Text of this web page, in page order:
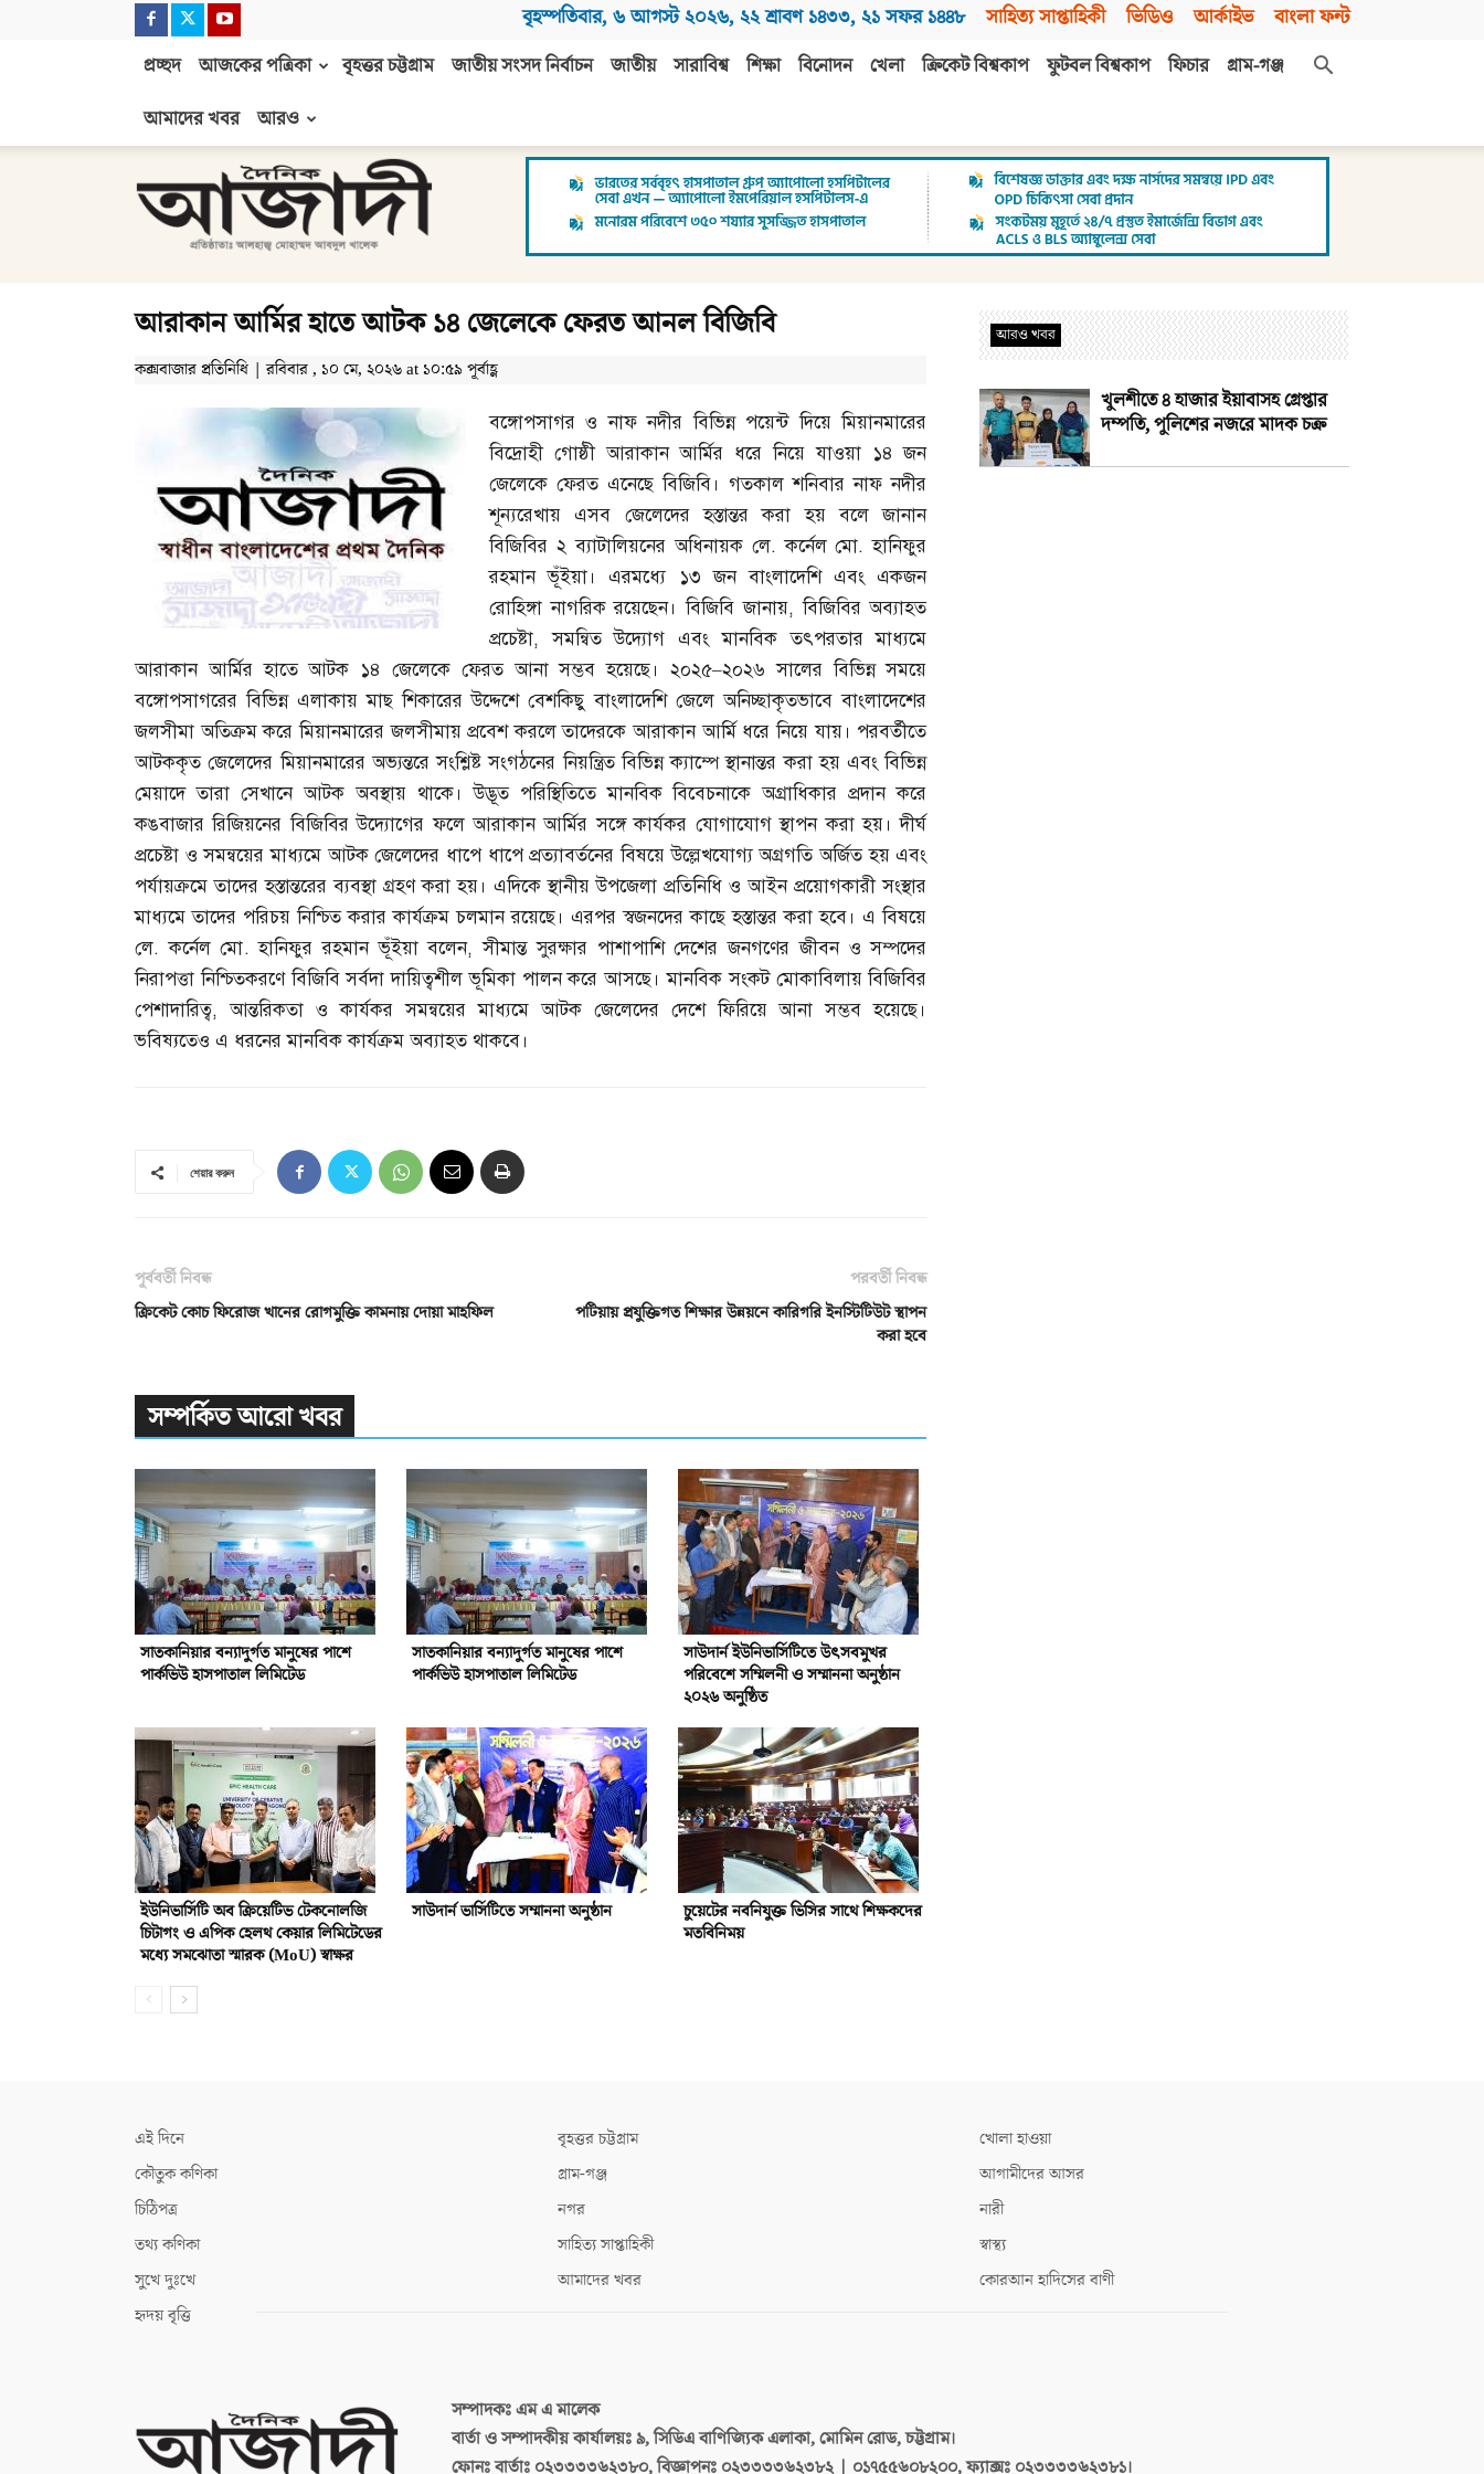
বৃহস্পতিবার, ৬ আগস্ট ২০২৬, ২২ শ্রাবণ ১৪৩৩, ২১ সফর ১৪৪৮ সাহিত্য সাপ্তাহিকী ভিডিও আর্কাইভ বাংলা ফন্ট
প্রচ্ছদ আজকের পত্রিকা বৃহত্তর চট্টগ্রাম জাতীয় সংসদ নির্বাচন জাতীয় সারাবিশ্ব শিক্ষা বিনোদন খেলা ক্রিকেট বিশ্বকাপ ফুটবল বিশ্বকাপ ফিচার
গ্রাম-গঞ্জ
আমাদের খবর
আরও
আজাদী
আরাকান আর্মির হাতে আটক ১৪ জেলেকে ফেরত আনল বিজিবি
কক্সবাজার প্রতিনিধি | রবিবার , ১০ মে, ২০২৬ at ১০:৫৯ পূর্বাহ্ণ
বঙ্গোপসাগর ও নাফ নদীর বিভিন্ন পয়েন্ট দিয়ে মিয়ানমারের
বিদ্রোহী গোষ্ঠী আরাকান আর্মির ধরে নিয়ে যাওয়া ১৪ জন
জেলেকে ফেরত এনেছে বিজিবি। গতকাল শনিবার নাফ নদীর
শূন্যরেখায় এসব জেলেদের হস্তান্তর করা হয় বলে জানান
বিজিবির ২ ব্যাটালিয়নের অধিনায়ক লে.কর্নেল মো.হানিফুর
রহমান ভূঁইয়া। এরমধ্যে ১৩ জন বাংলাদেশি এবং একজন
রোহিঙ্গা নাগরিক রয়েছেন। বিজিবি জানায়,বিজিবির অব্যাহত
প্রচেষ্টা,সমন্বিত উদ্যোগ এবং মানবিক তৎপরতার মাধ্যমে
আরাকান আর্মির হাতে আটক ১৪ জেলেকে ফেরত আনা সম্ভব হয়েছে। ২০২৫–২০২৬ সালের বিভিন্ন সময়ে
বঙ্গোপসাগরের বিভিন্ন এলাকায় মাছ শিকারের উদ্দেশে বেশকিছু বাংলাদেশি জেলে অনিচ্ছাকৃতভাবে বাংলাদেশের
জলসীমা অতিক্রম করে মিয়ানমারের জলসীমায় প্রবেশ করলে তাদেরকে আরাকান আর্মি ধরে নিয়ে যায়। পরবর্তীতে
আটককৃত জেলেদের মিয়ানমারের অভ্যন্তরে সংশ্লিষ্ট সংগঠনের নিয়ন্ত্রিত বিভিন্ন ক্যাম্পে স্থানান্তর করা হয় এবং বিভিন্ন
মেয়াদে তারা সেখানে আটক অবস্থায় থাকে। উদ্ভূত পরিস্থিতিতে মানবিক বিবেচনাকে অগ্রাধিকার প্রদান করে
কঙবাজার রিজিয়নের বিজিবির উদ্যোগের ফলে আরাকান আর্মির সঙ্গে কার্যকর যোগাযোগ স্থাপন করা হয়। দীর্ঘ
প্রচেষ্টা ও সমন্বয়ের মাধ্যমে আটক জেলেদের ধাপে ধাপে প্রত্যাবর্তনের বিষয়ে উল্লেখযোগ্য অগ্রগতি অর্জিত হয় এবং
পর্যায়ক্রমে তাদের হস্তান্তরের ব্যবস্থা গ্রহণ করা হয়। এদিকে স্থানীয় উপজেলা প্রতিনিধি ও আইন প্রয়োগকারী সংস্থার
মাধ্যমে তাদের পরিচয় নিশ্চিত করার কার্যক্রম চলমান রয়েছে। এরপর স্বজনদের কাছে হস্তান্তর করা হবে। এ বিষয়ে
লে.কর্নেল মো.হানিফুর রহমান ভূঁইয়া বলেন,সীমান্ত সুরক্ষার পাশাপাশি দেশের জনগণের জীবন ও সম্পদের
নিরাপত্তা নিশ্চিতকরণে বিজিবি সর্বদা দায়িত্বশীল ভূমিকা পালন করে আসছে। মানবিক সংকট মোকাবিলায় বিজিবির
পেশাদারিত্ব,আন্তরিকতা ও কার্যকর সমন্বয়ের মাধ্যমে আটক জেলেদের দেশে ফিরিয়ে আনা সম্ভব হয়েছে।
ভবিষ্যতেও এ ধরনের মানবিক কার্যক্রম অব্যাহত থাকবে।
শেয়ার করুন
পূর্ববর্তী নিবন্ধ
ক্রিকেট কোচ ফিরোজ খানের রোগমুক্তি কামনায় দোয়া মাহফিল
পরবর্তী নিবন্ধ
পটিয়ায় প্রযুক্তিগত শিক্ষার উন্নয়নে কারিগরি ইনস্টিটিউট স্থাপন
করা হবে
সম্পর্কিত আরো খবর
সাতকানিয়ার বন্যাদুর্গত মানুষের পাশে
পার্কভিউ হাসপাতাল লিমিটেড
সাতকানিয়ার বন্যাদুর্গত মানুষের পাশে
পার্কভিউ হাসপাতাল লিমিটেড
সাউদার্ন ইউনিভার্সিটিতে উৎসবমুখর
পরিবেশে সম্মিলনী ও সম্মাননা অনুষ্ঠান
২০২৬ অনুষ্ঠিত
ইউনিভার্সিটি অব ক্রিয়েটিভ টেকনোলজি
চিটাগং ও এপিক হেলথ কেয়ার লিমিটেডের
মধ্যে সমঝোতা স্মারক (MoU) স্বাক্ষর
সাউদার্ন ভার্সিটিতে সম্মাননা অনুষ্ঠান
চুয়েটের নবনিযুক্ত ভিসির সাথে শিক্ষকদের
মতবিনিময়
আরও খবর
খুলশীতে ৪ হাজার ইয়াবাসহ গ্রেপ্তার
দম্পতি, পুলিশের নজরে মাদক চক্র
এই দিনে
কৌতুক কণিকা
চিঠিপত্র
তথ্য কণিকা
সুখে দুঃখে
হৃদয় বৃত্তি
বৃহত্তর চট্টগ্রাম
গ্রাম-গঞ্জ
নগর
সাহিত্য সাপ্তাহিকী
আমাদের খবর
খোলা হাওয়া
আগামীদের আসর
নারী
স্বাস্থ্য
কোরআন হাদিসের বাণী
সম্পাদকঃএম এ মালেক
বার্তা ও সম্পাদকীয় কার্যালয়ঃ৯, সিডিএ বাণিজ্যিক এলাকা, মোমিন রোড, চট্টগ্রাম।
ফোনঃ বার্তাঃ ০২৩৩৩৩৬২৩৮০, বিজ্ঞাপনঃ ০২৩৩৩৩৬২৩৮২ | ০১৭৫৫৬০৮২০০, ফ্যাক্সঃ ০২৩৩৩৩৬২৩৮১।